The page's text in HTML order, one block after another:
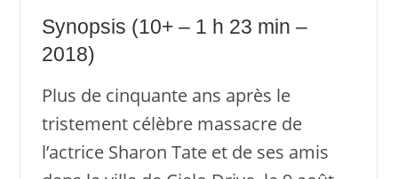
Synopsis (10+ – 1 h 23 min –
2018)
Plus de cinquante ans après le
tristement célèbre massacre de
l’actrice Sharon Tate et de ses amis